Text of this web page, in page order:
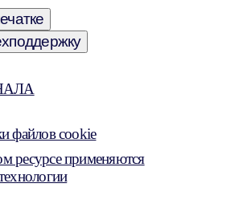
файлов cookie
ресурсе применяются